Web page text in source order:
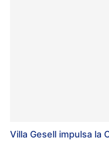
Villa Gesell impulsa la